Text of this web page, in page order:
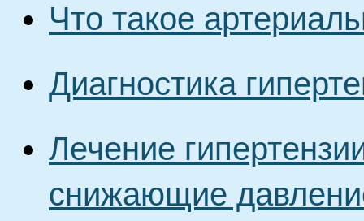
Что такое
Диагностика
Лечение
снижающие